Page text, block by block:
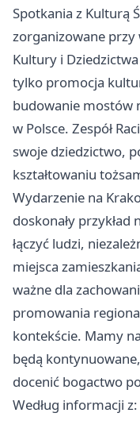
Spotkania z Kulturą
zorganizowane
Kultury i
tylko promocja
budowanie mostów
w Polsce. Zespół
swoje dziedzictwo,
kształtowaniu
Wydarzenie na
doskonały
łączyć ludzi,
miejsca
ważne dla
promowania
kontekście. Mamy
będą
docenić bogactwo
Według informacji